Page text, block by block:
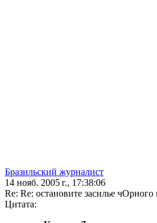
Бразильский журналист
14 нояб. 2005 г., 17:38:06
Re: Re: остановите засилье чОрного
Цитата: